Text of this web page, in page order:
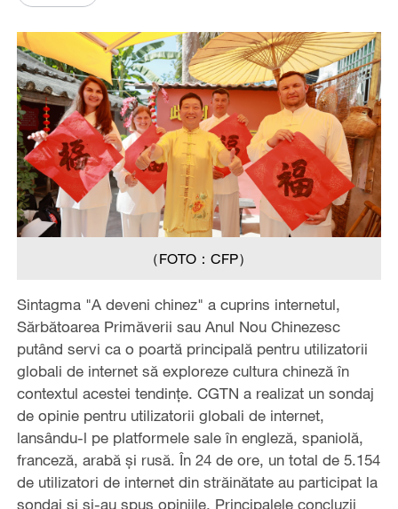
（FOTO：CFP）
Sintagma "A deveni chinez" a cuprins internetul,
Sărbătoarea Primăverii sau Anul Nou Chinezesc
putând servi ca o poartă principală pentru utilizatorii
globali de internet să exploreze cultura chineză în
contextul acestei tendințe. CGTN a realizat un sondaj
de opinie pentru utilizatorii globali de internet,
lansându-l pe platformele sale în engleză, spaniolă,
franceză, arabă și rusă. În 24 de ore, un total de 5.154
de utilizatori de internet din străinătate au participat la
sondaj și și-au spus opiniile. Principalele concluzii